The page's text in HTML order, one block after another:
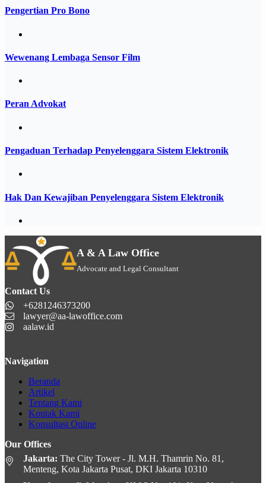
Pengertian Pro Bono
Wewenang Lembaga Sensor Film
Peran Advokat
Pengaduan Terhadap Penyelenggara Sistem Elektronik
Hak Dan Kewajiban Penyelenggara Sistem Elektronik
A & A Law Office
Advocate and Legal Consultant
Contact Us
+6281246373200
lawyer@aa-lawoffice.com
aalaw.id
Navigation
Beranda
Artikel
Tentang Kami
Kontak Kami
Konsultasi Online
Our Offices
Jakarta: The City Tower - Jl. M.H. Thamrin No. 81,
Menteng, Kota Jakarta Pusat, DKI Jakarta 10310